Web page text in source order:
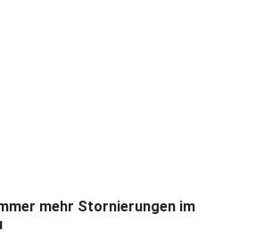
mehr Stornierungen im